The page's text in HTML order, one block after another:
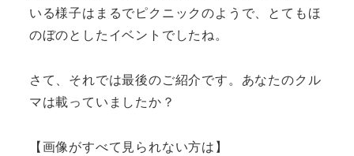
いる様子はまるでピクニックのようで、とてもほ
のぼのとしたイベントでしたね。
さて、それでは最後のご紹介です。あなたのクル
マは載っていましたか？
【画像がすべて見られない方は】